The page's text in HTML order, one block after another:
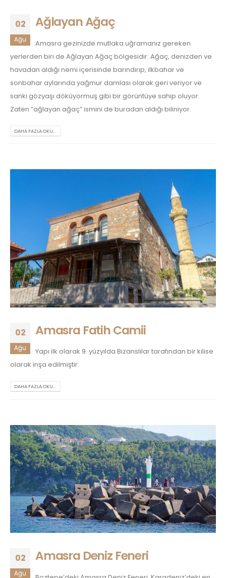
02
Ağu
Ağlayan Ağaç
Amasra gezinizde mutlaka uğramanız gereken
yerlerden biri de Ağlayan Ağaç bölgesidir. Ağaç, denizden ve
havadan aldığı nemi içerisinde barındırıp, ilkbahar ve
sonbahar aylarında yağmur damlası olarak geri veriyor ve
sanki gözyaşı döküyormuş gibi bir görüntüye sahip oluyor.
Zaten ”ağlayan ağaç” ismini de buradan aldığı biliniyor.
DAHA FAZLA OKU...
02
Ağu
Amasra Fatih Camii
Yapı ilk olarak 9. yüzyılda Bizanslılar tarafından bir kilise
olarak inşa edilmiştir.
DAHA FAZLA OKU...
02
Ağu
Amasra Deniz Feneri